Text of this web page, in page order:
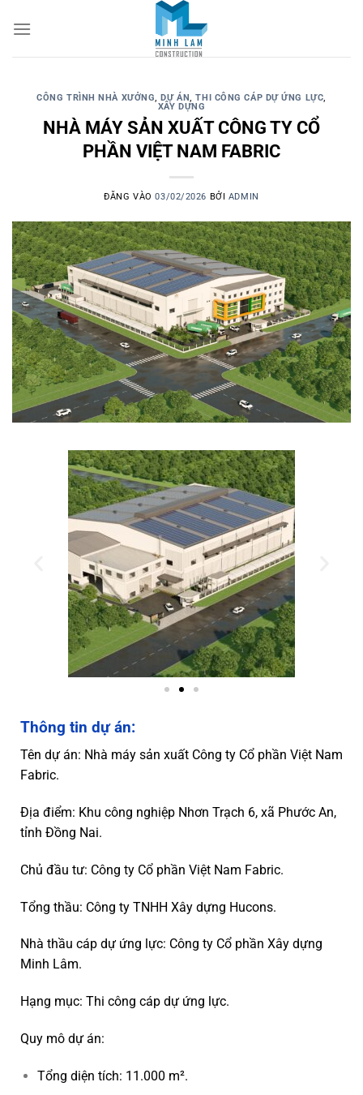
CÔNG TRÌNH NHÀ XƯỞNG,DỰ ÁN,THI CÔNG CÁP DỰ ỨNG LỰC,
XÂY DỰNG
NHÀ MÁY SẢN XUẤT CÔNG TY CỔ
PHẦN VIỆT NAM FABRIC
ĐĂNG VÀO03/02/2026 BỞI ADMIN
Thông tin dự án:
Tên dự án: Nhà máy sản xuất Công ty Cổ phần Việt Nam
Fabric.
Địa điểm: Khu công nghiệp Nhơn Trạch 6, xã Phước An,
tỉnh Đồng Nai.
Chủ đầu tư: Công ty Cổ phần Việt Nam Fabric.
Tổng thầu: Công ty TNHH Xây dựng Hucons.
Nhà thầu cáp dự ứng lực: Công ty Cổ phần Xây dựng
Minh Lâm.
Hạng mục: Thi công cáp dự ứng lực.
Quy mô dự án:
Tổng diện tích: 11.000 m².